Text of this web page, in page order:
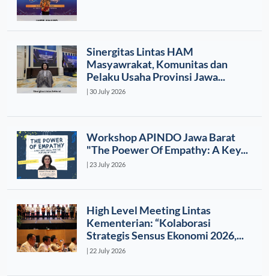
Sinergitas Lintas HAM
Masyawrakat, Komunitas dan
Pelaku Usaha Provinsi Jawa...
| 30 July 2026
Workshop APINDO Jawa Barat
"The Poewer Of Empathy: A Key...
| 23 July 2026
High Level Meeting Lintas
Kementerian: “Kolaborasi
Strategis Sensus Ekonomi 2026,...
| 22 July 2026